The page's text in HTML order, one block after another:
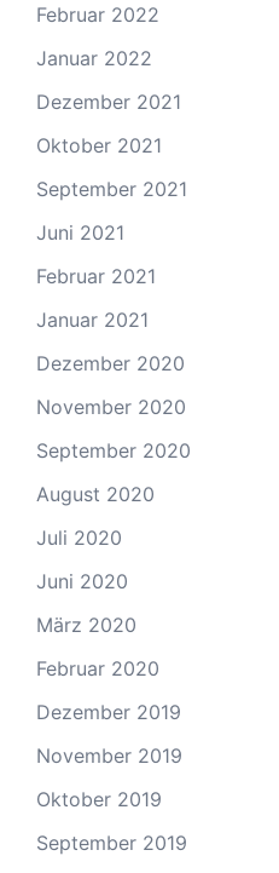
Februar 2022
Januar 2022
Dezember 2021
Oktober 2021
September 2021
Juni 2021
Februar 2021
Januar 2021
Dezember 2020
November 2020
September 2020
August 2020
Juli 2020
Juni 2020
März 2020
Februar 2020
Dezember 2019
November 2019
Oktober 2019
September 2019